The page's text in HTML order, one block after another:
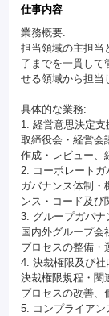
仕事内容
業務概要:
担当領域の主担当
了までを一貫して
せる領域から担当
具体的な業務:
1. 経営意思決定支
取締役会・経営会
作成・レビュー、
2. コーポレートガ
ガバナンス体制・
ンス・コード及び
3. グループガバナ
国内外グループ
プロセスの整備・
4. 決裁権限及び
決裁権限規程・関
プロセスの改善、
5. コンプライアン